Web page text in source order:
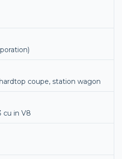
coupe, station wagon
cu in V8